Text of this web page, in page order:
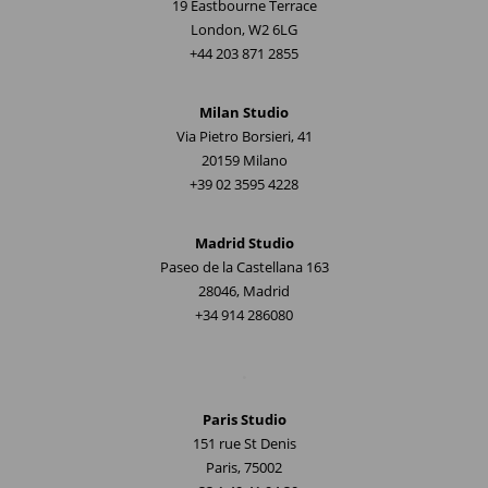
19 Eastbourne Terrace
London, W2 6LG
+44 203 871 2855
Milan Studio
Via Pietro Borsieri, 41
20159 Milano
+39 02 3595 4228
Madrid Studio
Paseo de la Castellana 163
28046, Madrid
+34 914 286080
Paris Studio
151 rue St Denis
Paris, 75002